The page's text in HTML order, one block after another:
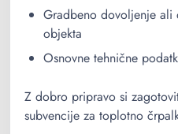
Gradbeno dovoljenje ali
objekta
Osnovne tehnične
Z dobro pripravo si
subvencije za toplotno